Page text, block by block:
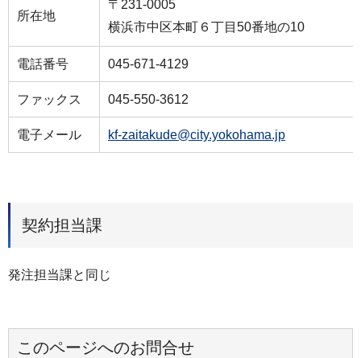
所在地
〒231-0005
横浜市中区本町６丁目50番地の10
電話番号 045-671-4129
ファックス 045-550-3612
電子メール kf-zaitakude@city.yokohama.jp
契約担当課
発注担当課と同じ
このページへのお問合せ